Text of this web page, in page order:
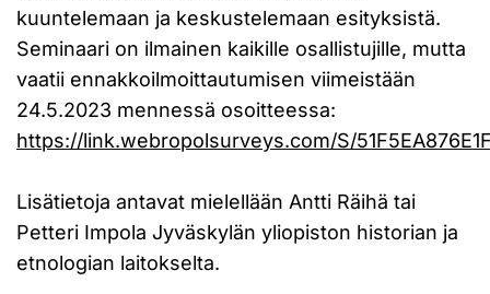
kuuntelemaan ja keskustelemaan esityksistä.
Seminaari on ilmainen kaikille osallistujille, mutta
vaatii ennakkoilmoittautumisen viimeistään
24.5.2023 mennessä osoitteessa:
https://link.webropolsurveys.com/S/
Lisätietoja antavat mielellään Antti Räihä tai
Petteri Impola Jyväskylän yliopiston historian ja
etnologian laitokselta.